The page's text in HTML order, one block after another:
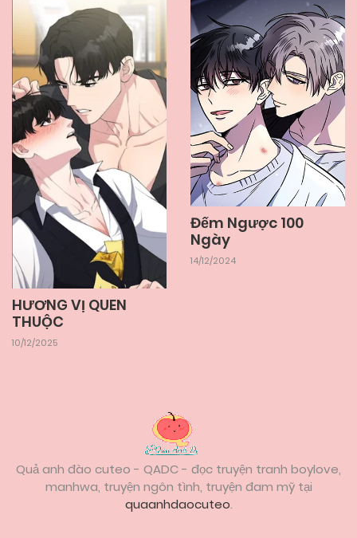
HƯƠNG VỊ QUEN
THUỘC
10/12/2025
Đếm Ngược 100
Ngày
14/12/2024
Quả anh đào cuteo - QADC - đọc truyện tranh boylove,
manhwa, truyện ngôn tình, truyện đam mỹ tại
quaanhdaocuteo.